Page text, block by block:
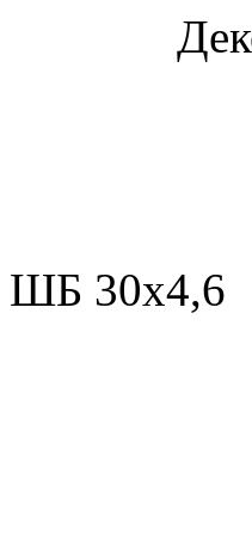
Декор
ШБ 30х4,6